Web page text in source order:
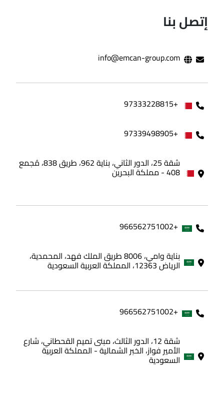
إتصل بنا
info@emcan-group.com
+97333228815
+97339498905
شقة 25، الدور الثاني، بناية 962، طريق 838، مُجمع
408 - مملكة البحرين
+966562751002
بناية وامي، 8006 طريق الملك فهد، المحمدية،
الرياض 12363، المملكة العربية السعودية
+966562751002
شقة 12، الدور الثالث، مبنى تميم القحطاني، شارع
الأمير فواز، الخبر الشمالية - المملكة العربية
السعودية